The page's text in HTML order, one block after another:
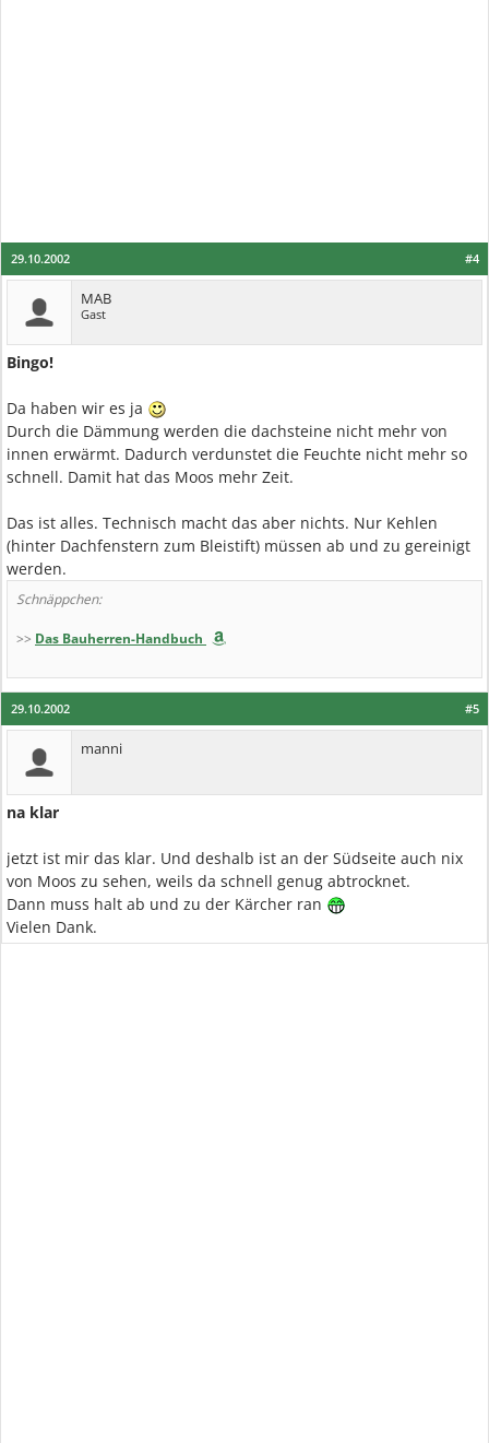
#4
29.10.2002
MAB
Gast
Bingo!
Da haben wir es ja
Durch die Dämmung werden die dachsteine nicht mehr von
innen erwärmt. Dadurch verdunstet die Feuchte nicht mehr so
schnell. Damit hat das Moos mehr Zeit.
Das ist alles. Technisch macht das aber nichts. Nur Kehlen
(hinter Dachfenstern zum Bleistift) müssen ab und zu gereinigt
werden.
Schnäppchen:
>> Das Bauherren-Handbuch
#5
29.10.2002
manni
na klar
jetzt ist mir das klar. Und deshalb ist an der Südseite auch nix
von Moos zu sehen, weils da schnell genug abtrocknet.
Dann muss halt ab und zu der Kärcher ran
Vielen Dank.